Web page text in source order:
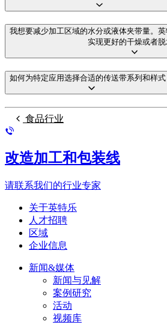
我想要减少加工区域的水分或液体夹带量。
实现更好的干燥或者脱
如何为特定应用选择合适的传送带系列和样式
食品行业
改造加工和包装线
请联系我们的行业专家
关于英特乐
人才招聘
区域
企业信息
新闻&媒体
新闻与见解
案例研究
活动
视频库